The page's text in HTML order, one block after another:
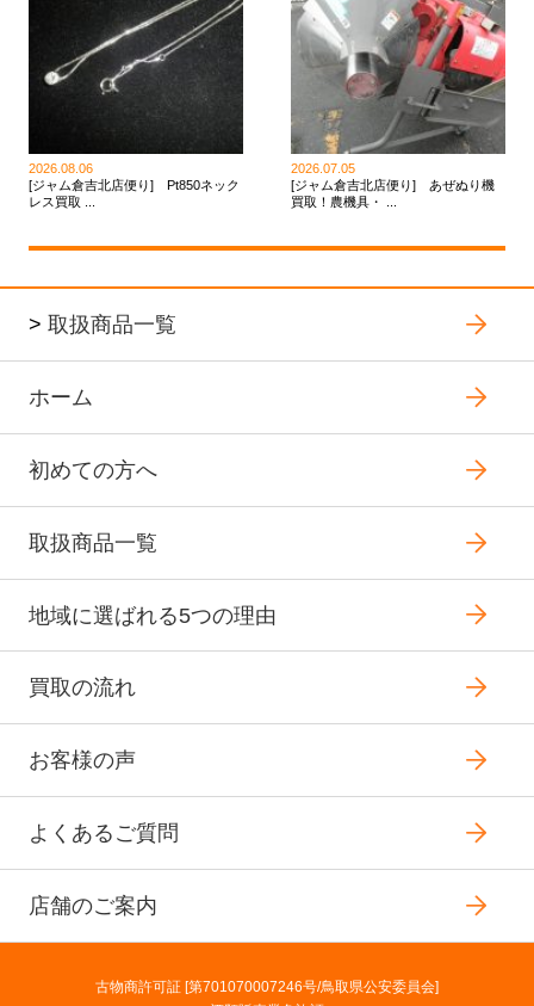
2026.08.06
[ジャム倉吉北店便り] Pt850ネック
レス買取 ...
2026.07.05
[ジャム倉吉北店便り] あぜぬり機
買取！農機具・ ...
> 取扱商品一覧
ホーム
初めての方へ
取扱商品一覧
地域に選ばれる5つの理由
買取の流れ
お客様の声
よくあるご質問
店舗のご案内
古物商許可証 [第701070007246号/鳥取県公安委員会]